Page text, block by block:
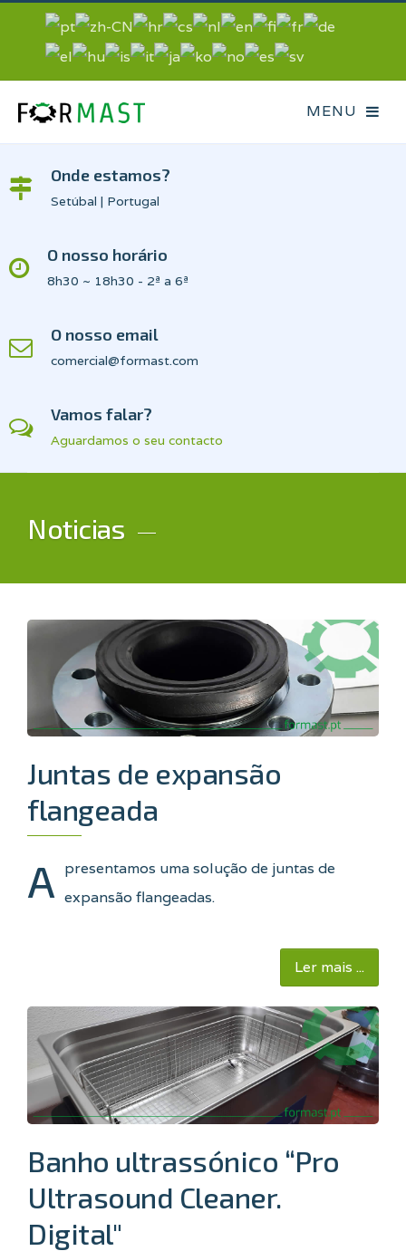
Onde estamos?
Setúbal | Portugal
O nosso horário
8h30 ~ 18h30 - 2ª a 6ª
O nosso email
comercial@formast.com
Vamos falar?
Aguardamos o seu contacto
Noticias
Juntas de expansão
flangeada
A presentamos uma solução de juntas de
expansão flangeadas.
Ler mais ...
Banho ultrassónico “Pro
Ultrasound Cleaner.
Digital"